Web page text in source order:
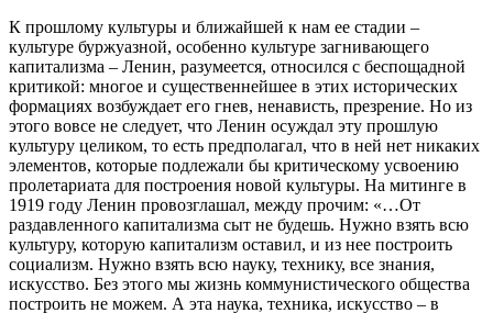
К прошлому культуры и ближайшей к нам ее стадии –
культуре буржуазной, особенно культуре загнивающего
капитализма – Ленин, разумеется, относился с беспощадной
критикой: многое и существеннейшее в этих исторических
формациях возбуждает его гнев, ненависть, презрение. Но из
этого вовсе не следует, что Ленин осуждал эту прошлую
культуру целиком, то есть предполагал, что в ней нет никаких
элементов, которые подлежали бы критическому усвоению
пролетариата для построения новой культуры. На митинге в
1919 году Ленин провозглашал, между прочим: «…От
раздавленного капитализма сыт не будешь. Нужно взять всю
культуру, которую капитализм оставил, и из нее построить
социализм. Нужно взять всю науку, технику, все знания,
искусство. Без этого мы жизнь коммунистического общества
построить не можем. А эта наука, техника, искусство – в